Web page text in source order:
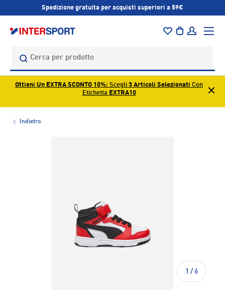
Spedizione gratuita per acquisti superiori a 59€
Cerca
BorsaAccedi
Menu
Ottieni Un EXTRA SCONTO 10%: Scegli 3 Articoli Selezionati Con
Etichetta EXTRA10
Indietro
1 / di
6